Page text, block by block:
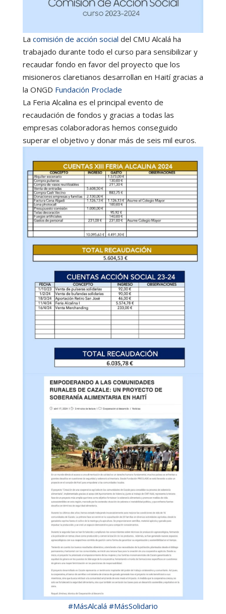
La comisión de acción social del CMU Alcalá ha
trabajado durante todo el curso para sensibilizar y
recaudar fondo en favor del proyecto que los
misioneros claretianos desarrollan en Haití gracias a
la ONGD Fundación Proclade
La Feria Alcalina es el principal evento de
recaudación de fondos y gracias a todas las
empresas colaboradoras hemos conseguido
superar el objetivo y donar más de seis mil euros.
#MásAlcalá #MásSolidario